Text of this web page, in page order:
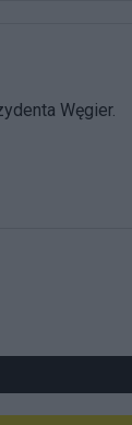
Węgier.